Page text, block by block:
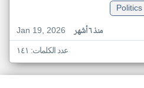
Politics
Jan 19, 2026
منذ ٦ أشهر
عدد الكلمات: ١٤١